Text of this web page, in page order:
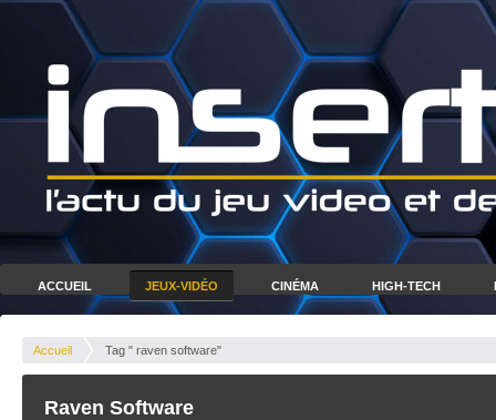
ACCUEIL JEUX-VIDÉO CINÉMA HIGH-TECH
Accueil Tag " raven software"
Raven Software